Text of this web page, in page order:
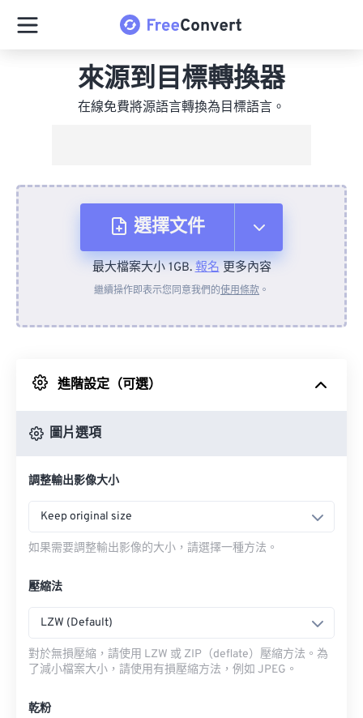
來源到目標轉換器
在線免費將源語言轉換為目標語言。
選擇文件
來自裝置
來自 Google 雲端硬碟
最大檔案大小 1GB.報名更多內容
繼續操作即表示您同意我們的使用條款 。
進階設定（可選）
圖片選項
調整輸出影像大小
Keep original size
如果需要調整輸出影像的大小，請選擇一種方法。
壓縮法
LZW (Default)
對於無損壓縮，請使用 LZW 或 ZIP（deflate）壓縮方法。為
了減小檔案大小，請使用有損壓縮方法，例如 JPEG。
乾粉